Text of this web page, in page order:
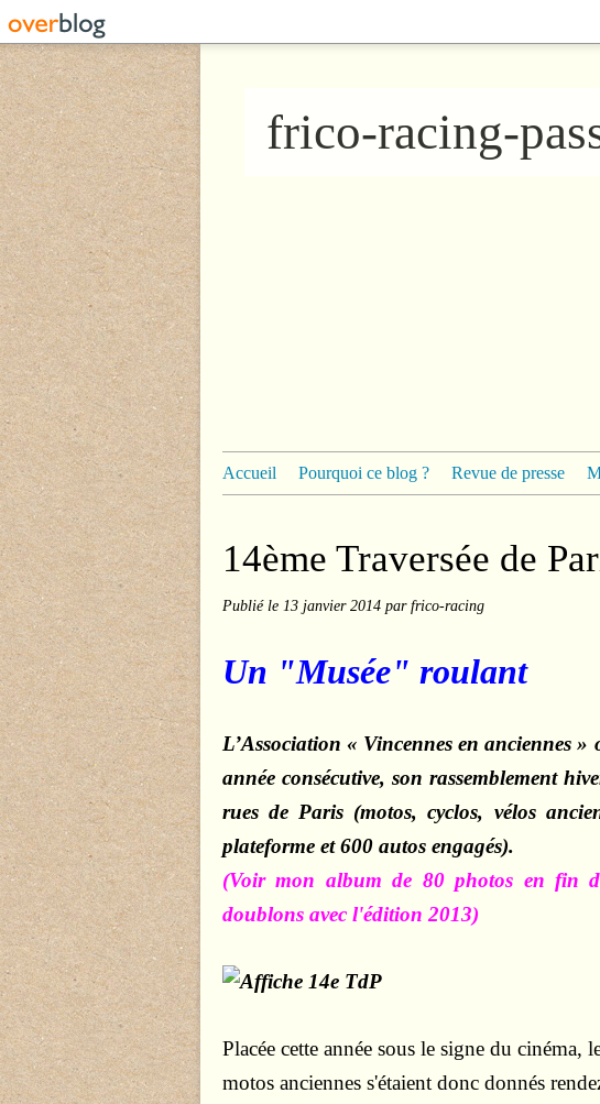
frico-racing-
Accueil Pourquoi ce blog ? Revue de presse
14ème Traversée de
Publié le 13 janvier 2014 par frico-racing
Un "Musée" roulant
L’Association « Vincennes en anciennes
année consécutive, son rassemblement
rues de Paris (motos, cyclos, vélos
plateforme et 600 autos engagés).
(Voir mon album de 80 photos en fin
doublons avec l'édition 2013)
Placée cette année sous le signe du cinéma,
motos anciennes s'étaient donc donnés